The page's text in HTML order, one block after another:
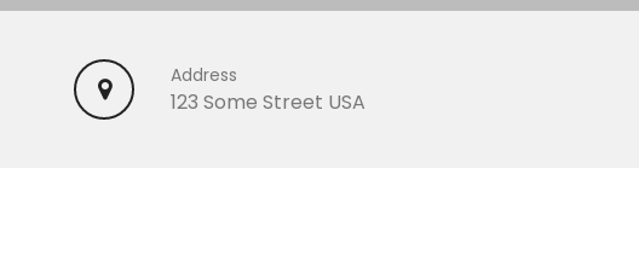
Address
123 Some Street USA